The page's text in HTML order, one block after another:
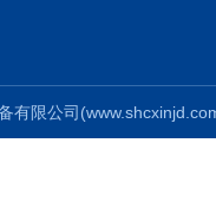
有限公司